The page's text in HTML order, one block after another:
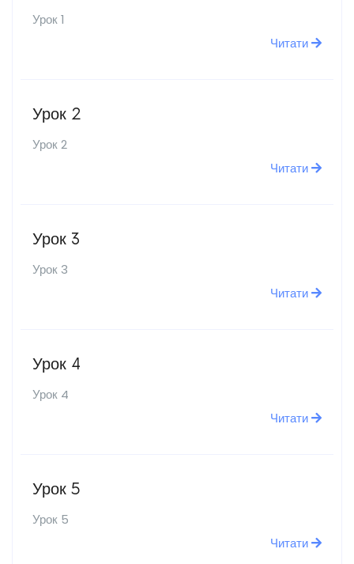
Урок 1
Читати
Урок 2
Урок 2
Читати
Урок 3
Урок 3
Читати
Урок 4
Урок 4
Читати
Урок 5
Урок 5
Читати